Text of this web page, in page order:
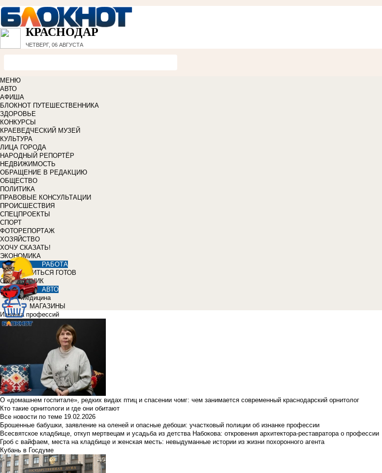
КРАСНОДАР
ЧЕТВЕРГ, 06 АВГУСТА
МЕНЮ
АВТО
АФИША
БЛОКНОТ ПУТЕШЕСТВЕННИКА
ЗДОРОВЬЕ
КОНКУРСЫ
КРАЕВЕДЧЕСКИЙ МУЗЕЙ
КУЛЬТУРА
ЛИЦА ГОРОДА
НАРОДНЫЙ РЕПОРТЁР
НЕДВИЖИМОСТЬ
ОБРАЩЕНИЕ В РЕДАКЦИЮ
ОБЩЕСТВО
ПОЛИТИКА
ПРАВОВЫЕ КОНСУЛЬТАЦИИ
ПРОИСШЕСТВИЯ
СПЕЦПРОЕКТЫ
СПОРТ
ФОТОРЕПОРТАЖ
ХОЗЯЙСТВО
ХОЧУ СКАЗАТЬ!
ЭКОНОМИКА
РАБОТА
УЧИТЬСЯ ГОТОВ
СПРАВОЧНИК
АВТО
Медицина
МАГАЗИНЫ
Изнанка профессий
О «домашнем госпитале», редких видах птиц и спасении чомг: чем занимается современный краснодарский орнитолог
Кто такие орнитологи и где они обитают
Все новости по теме 19.02.2026
Брошенные бабушки, заявление на оленей и опасные дебоши: участковый полиции об изнанке профессии
Всесвятское кладбище, откуп мертвецам и усадьба из детства Набокова: откровения архитектора-реставратора о профессии
Гроб с вайфаем, места на кладбище и женская месть: невыдуманные истории из жизни похоронного агента
Кубань в Госдуме